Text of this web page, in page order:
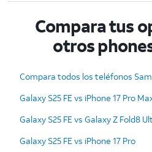
Compara tus
otros
Compara todos los teléfonos
Galaxy S25 FE vs iPhone 17 Pro
Galaxy S25 FE vs Galaxy Z Fold8
Galaxy S25 FE vs iPhone 17 Pro